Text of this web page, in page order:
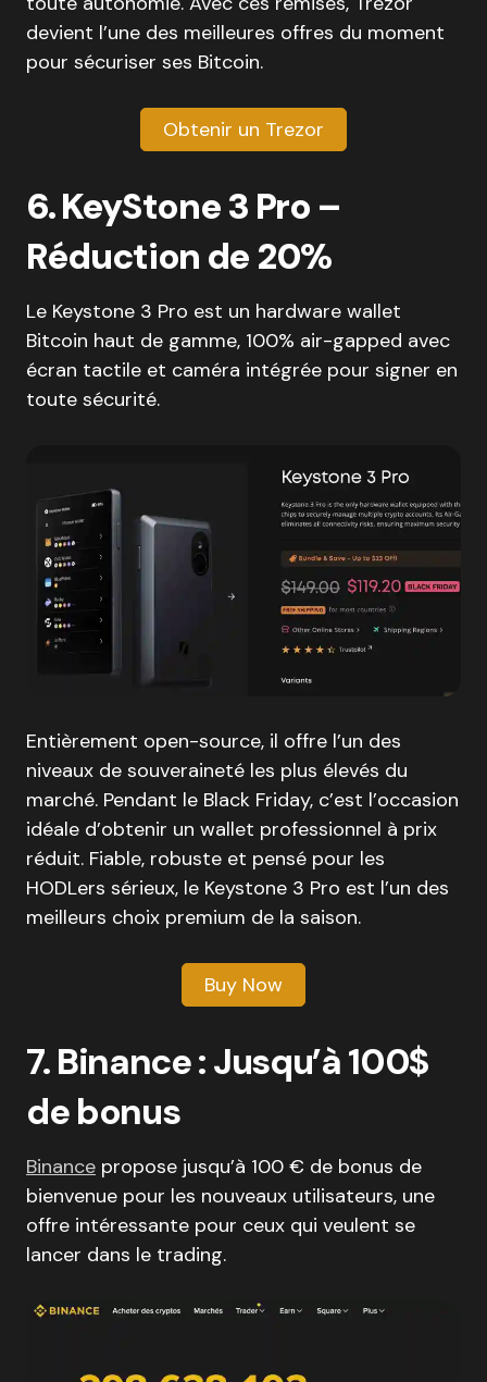
devient l’une des meilleures offres du moment
pour sécuriser ses Bitcoin.
Obtenir un Trezor
6. KeyStone 3 Pro –
Réduction de 20%
Le Keystone 3 Pro est un hardware wallet
Bitcoin haut de gamme, 100% air-gapped avec
écran tactile et caméra intégrée pour signer en
toute sécurité.
Entièrement open-source, il offre l’un des
niveaux de souveraineté les plus élevés du
marché. Pendant le Black Friday, c’est l’occasion
idéale d’obtenir un wallet professionnel à prix
réduit. Fiable, robuste et pensé pour les
HODLers sérieux, le Keystone 3 Pro est l’un des
meilleurs choix premium de la saison.
Buy Now
7. Binance : Jusqu’à 100$
de bonus
Binance propose jusqu’à 100 € de bonus de
bienvenue pour les nouveaux utilisateurs, une
offre intéressante pour ceux qui veulent se
lancer dans le trading.